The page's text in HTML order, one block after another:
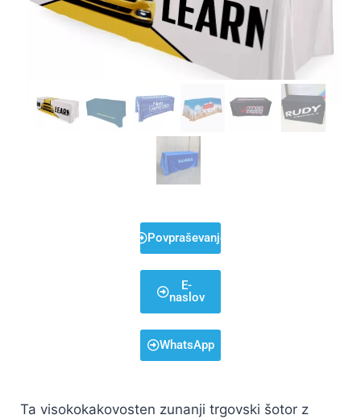
Povpraševanje
E-
naslov
WhatsApp
Ta visokokakovosten zunanji trgovski šotor z